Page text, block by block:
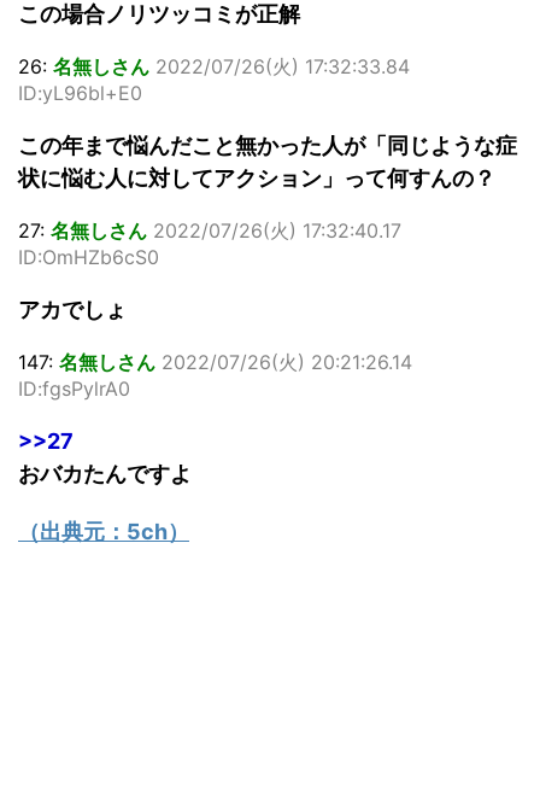
この場合ノリツッコミが正解
26: 名無しさん 2022/07/26(火) 17:32:33.84
ID:yL96bl+E0
この年まで悩んだこと無かった人が「同じような症
状に悩む人に対してアクション」って何すんの？
27: 名無しさん 2022/07/26(火) 17:32:40.17
ID:OmHZb6cS0
アカでしょ
147: 名無しさん 2022/07/26(火) 20:21:26.14
ID:fgsPylrA0
>>27
おバカたんですよ
（出典元： 5ch）